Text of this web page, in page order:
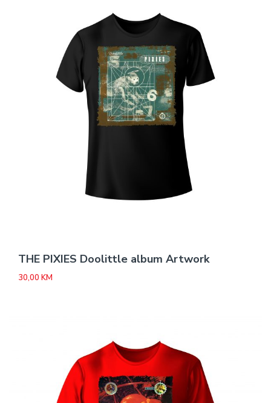
THE PIXIES Doolittle album Artwork
30,00 KM